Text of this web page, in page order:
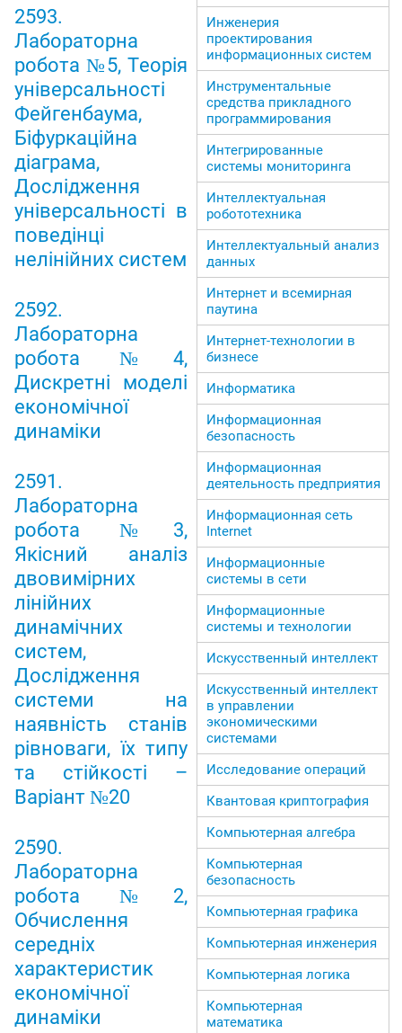
2593.
Лабораторна
робота №5, Теорія
універсальності
Фейгенбаума,
Біфуркаційна
діаграма,
Дослідження
універсальності в
поведінці
нелінійних систем
2592.
Лабораторна
робота №4,
Дискретні моделі
економічної
динаміки
2591.
Лабораторна
робота №3,
Якісний аналіз
двовимірних
лінійних
динамічних
систем,
Дослідження
системи на
наявність станів
рівноваги, їх типу
та стійкості –
Варіант №20
2590.
Лабораторна
робота №2,
Обчислення
середніх
характеристик
економічної
динаміки
Инженерия
проектирования
информационных систем
Инструментальные
средства прикладного
программирования
Интегрированные
системы мониторинга
Интеллектуальная
робототехника
Интеллектуальный анализ
данных
Интернет и всемирная
паутина
Интернет-технологии в
бизнесе
Информатика
Информационная
безопасность
Информационная
деятельность предприятия
Информационная сеть
Internet
Информационные
системы в сети
Информационные
системы и технологии
Искусственный интеллект
Искусственный интеллект
в управлении
экономическими
системами
Исследование операций
Квантовая криптография
Компьютерная алгебра
Компьютерная
безопасность
Компьютерная графика
Компьютерная инженерия
Компьютерная логика
Компьютерная
математика